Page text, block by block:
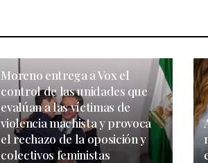
Moreno entrega a Vox el
control de las unidades que
evalúan a las víctimas de
violencia machista y provoca
el rechazo de la oposición y
colectivos feministas